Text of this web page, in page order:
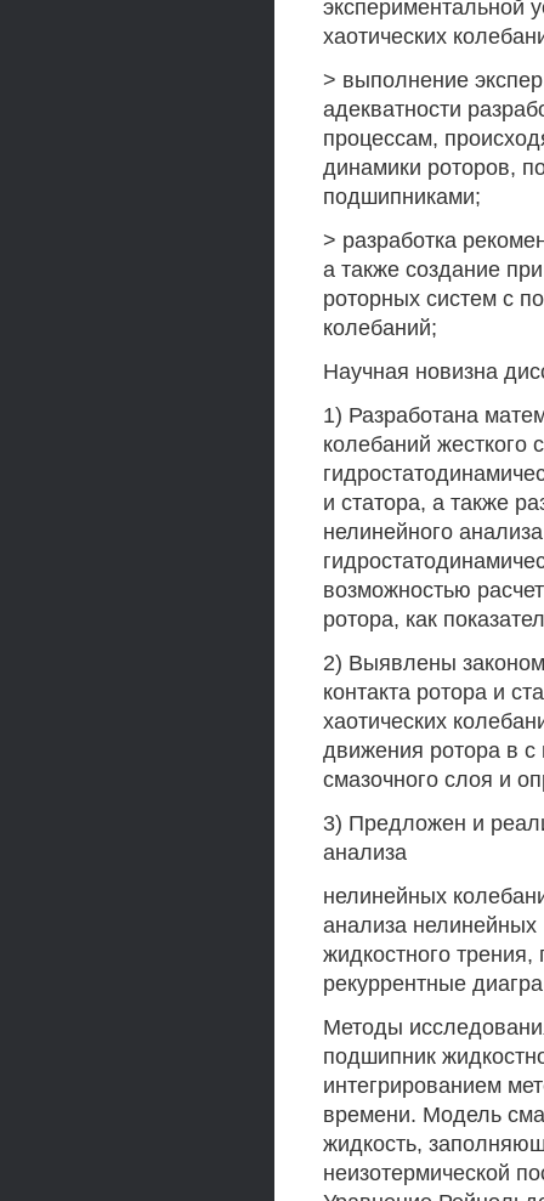
экспериментальной
хаотических
> выполнение
адекватности
процессам,
динамики роторов,
подшипниками;
> разработка
а также создание
роторных систем с
колебаний;
Научная новизна
1) Разработана
колебаний жесткого
и статора, а также
нелинейного
возможностью
ротора, как
2) Выявлены
контакта ротора и
хаотических
движения ротора в
смазочного слоя и
3) Предложен и
анализа
нелинейных
анализа нелинейных
жидкостного
рекуррентные
Методы
подшипник
интегрированием
времени. Модель
жидкость,
неизотермической